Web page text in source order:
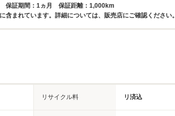
保証期間：1ヵ月 保証距離：1,000km
含まれています。詳細については、販売店にご確認ください。
リサイクル料 リ済込